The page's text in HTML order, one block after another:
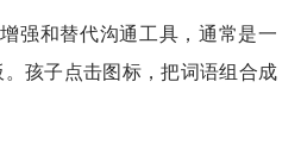
强和替代沟通工具，通常是一
孩子点击图标，把词语组合成